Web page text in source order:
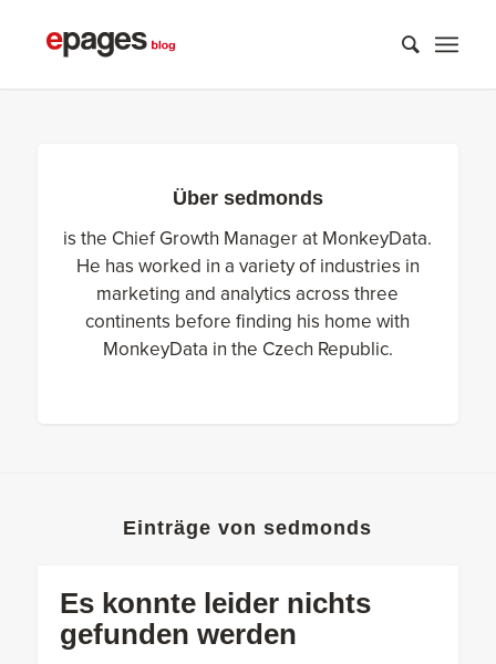
Über sedmonds
is the Chief Growth Manager at MonkeyData.
He has worked in a variety of industries in
marketing and analytics across three
continents before finding his home with
MonkeyData in the Czech Republic.
Einträge von sedmonds
Es konnte leider nichts
gefunden werden